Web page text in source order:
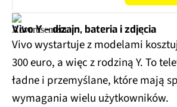
Vivo Y – dizajn, bateria i zdjęcia
Vivo wystartuje z modelami
300 euro, a więc z rodziną Y. To
ładne i przemyślane, które mają
wymagania wielu użytkowników.